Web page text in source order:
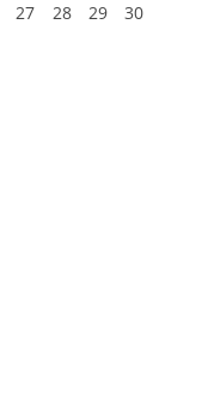
27 28 29
30